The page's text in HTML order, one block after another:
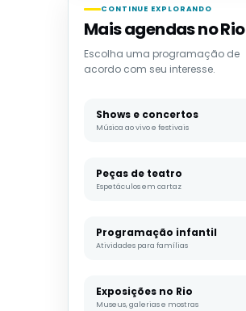
CONTINUE EXPLORANDO
Mais agendas no Rio
Escolha uma programação de
acordo com seu interesse.
Shows e concertos
Música ao vivo e festivais
Peças de teatro
Espetáculos em cartaz
Programação infantil
Atividades para famílias
Exposições no Rio
Museus, galerias e mostras